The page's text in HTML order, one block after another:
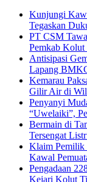
Kunjungi
Tegaskan
PT CSM
Pemkab
Antisipasi
Lapang
Kemarau
Gilir Air di
Penyanyi
“Uwelaiki”,
Bermain di
Tersengat
Klaim Pemilik
Kawal
Pengadaan
Kejari Kolut